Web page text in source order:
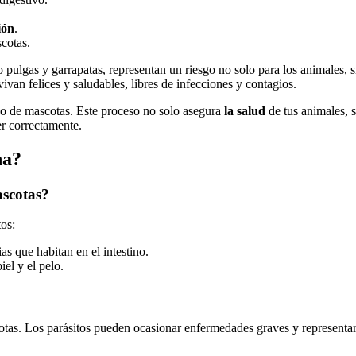
.
y garrapatas, representan un riesgo no solo para los
felices y saludables, libres de infecciones y contagios.
mascotas. Este proceso no solo asegura la salud de tus animales,
correctamente.
que habitan en el intestino.
y el pelo.
Los parásitos pueden ocasionar enfermedades graves y